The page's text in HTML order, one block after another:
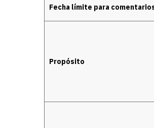
Fecha límite para
Propósito